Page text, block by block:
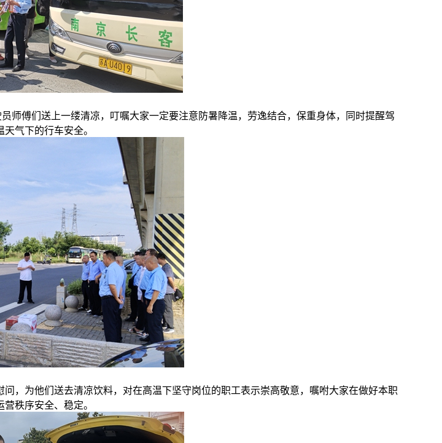
师傅们送上一缕清凉，叮嘱大家一定要注意防暑降温，劳逸结合，保重身体，同时提醒驾
气下的行车安全。
，为他们送去清凉饮料，对在高温下坚守岗位的职工表示崇高敬意，嘱咐大家在做好本职
秩序安全、稳定。